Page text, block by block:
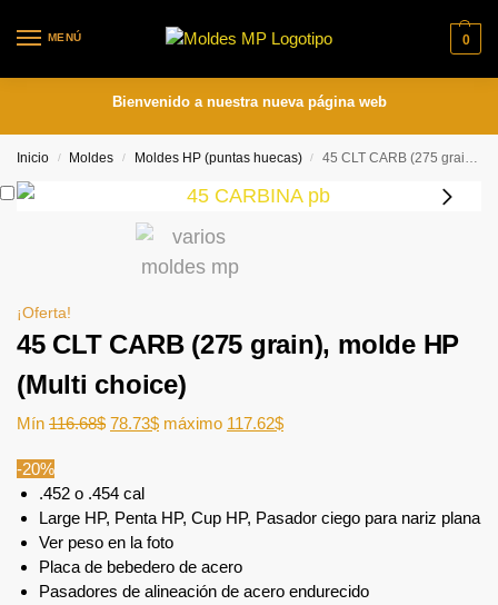
MENÚ 0
Bienvenido a nuestra nueva página web
Inicio / Moldes / Moldes HP (puntas huecas) / 45 CLT CARB (275 grain), molde HP (Multi choice)
¡Oferta!
45 CLT CARB (275 grain), molde HP
(Multi choice)
Mín 116.68$ 78.73$ máximo 117.62$
-20%
.452 o .454 cal
Large HP, Penta HP, Cup HP, Pasador ciego para nariz plana
Ver peso en la foto
Placa de bebedero de acero
Pasadores de alineación de acero endurecido